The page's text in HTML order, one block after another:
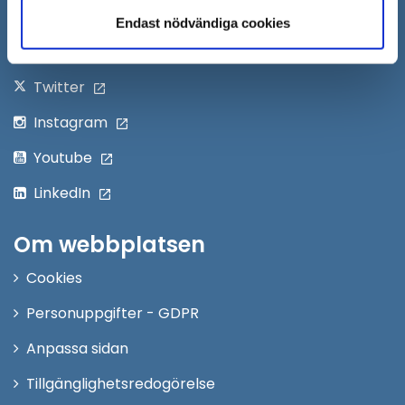
Endast nödvändiga cookies
nytt
Facebook
Twitter
Instagram
Youtube
LinkedIn
Om webbplatsen
Cookies
Personuppgifter - GDPR
Anpassa sidan
Tillgänglighetsredogörelse